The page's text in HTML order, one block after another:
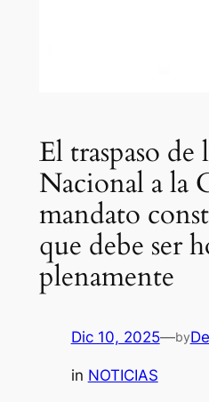
El traspaso de
Nacional a la
mandato
que debe ser
plenamente
Dic 10, 2025—by
in NOTICIAS